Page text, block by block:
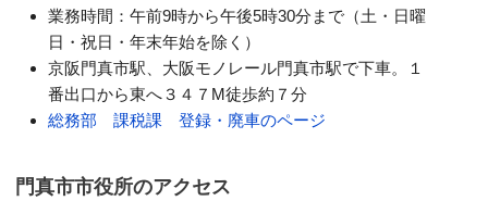
業務時間：午前9時から午後5時30分まで（土・日曜
日・祝日・年末年始を除く）
京阪門真市駅、大阪モノレール門真市駅で下車。１
番出口から東へ３４７M徒歩約７分
総務部 課税課 登録・廃車のページ
門真市市役所のアクセス